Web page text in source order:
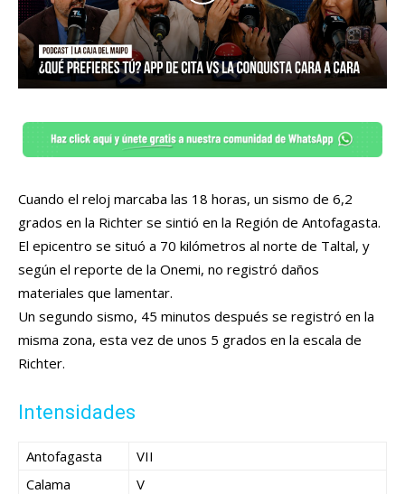
Cuando el reloj marcaba las 18 horas, un sismo de 6,2
grados en la Richter se sintió en la Región de Antofagasta.
El epicentro se situó a 70 kilómetros al norte de Taltal, y
según el reporte de la Onemi, no registró daños
materiales que lamentar.
Un segundo sismo, 45 minutos después se registró en la
misma zona, esta vez de unos 5 grados en la escala de
Richter.
Intensidades
Antofagasta
VII
Calama
V